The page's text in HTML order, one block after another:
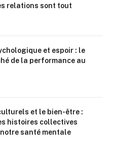
relations sont tout
et espoir : le
de la performance au
et le bien-être :
histoires collectives
santé mentale